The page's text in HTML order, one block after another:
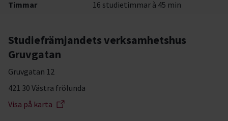
Timmar 16 studietimmar à 45 min
Studiefrämjandets verksamhetshus
Gruvgatan
Gruvgatan 12
421 30 Västra frölunda
Visa på karta